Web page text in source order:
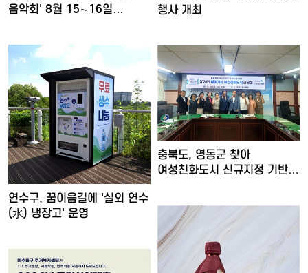
음악회' 8월 15∼16일…
행사 개최
연수구, 꿈이음길에 '실외 연수
(水) 냉장고' 운영
충북도, 영동군 찾아
여성친화도시 신규지정 기반